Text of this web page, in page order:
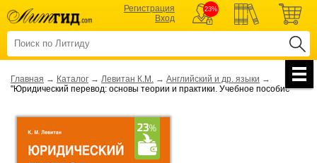
Регистрация
Вход
23%
Главная → Каталог → Левитан К.М. → Английский и др. языки →
"Юридический перевод: основы теории и практики. Учебное пособие"